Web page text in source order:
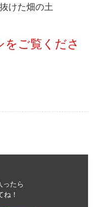
けた畑の土
ご覧くださ
ったら
ね！